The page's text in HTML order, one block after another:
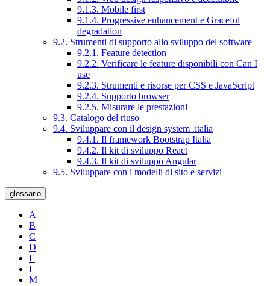
9.1.3. Mobile first
9.1.4. Progressive enhancement e Graceful
degradation
9.2. Strumenti di supporto allo sviluppo del software
9.2.1. Feature detection
9.2.2. Verificare le feature disponibili con Can I
use
9.2.3. Strumenti e risorse per CSS e JavaScript
9.2.4. Supporto browser
9.2.5. Misurare le prestazioni
9.3. Catalogo del riuso
9.4. Sviluppare con il design system .italia
9.4.1. Il framework Bootstrap Italia
9.4.2. Il kit di sviluppo React
9.4.3. Il kit di sviluppo Angular
9.5. Sviluppare con i modelli di sito e servizi
glossario
A
B
C
D
E
I
M